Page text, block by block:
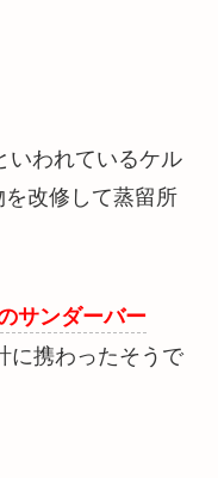
いわれているケル
を改修して蒸留所
サンダーバー
に携わったそうで